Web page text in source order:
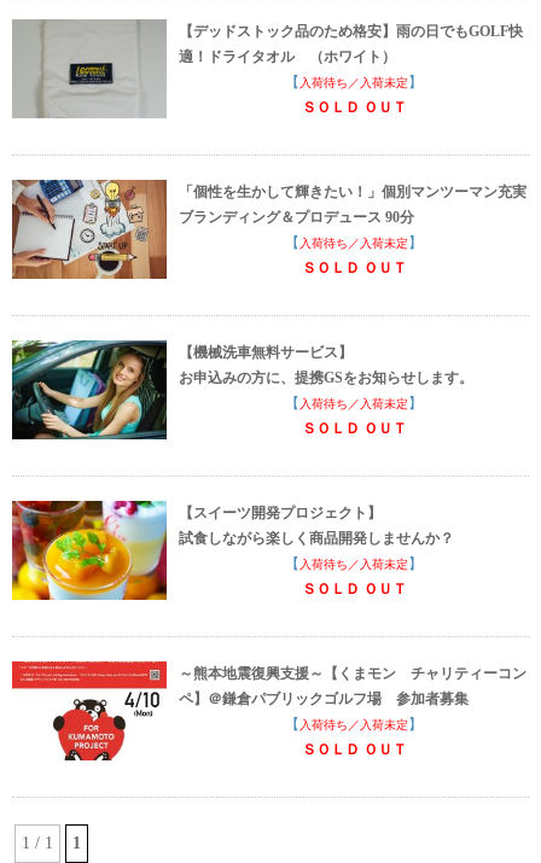
【デッドストック品のため格安】雨の日でもGOLF快
適！ドライタオル （ホワイト）
【 入荷待ち／入荷未定】
ＳＯＬＤ ＯＵＴ
「個性を生かして輝きたい！」個別マンツーマン充実
ブランディング＆プロデュース 90分
【 入荷待ち／入荷未定】
ＳＯＬＤ ＯＵＴ
【機械洗車無料サービス】
お申込みの方に、提携GSをお知らせします。
【 入荷待ち／入荷未定 】
ＳＯＬＤ ＯＵＴ
【スイーツ開発プロジェクト】
試食しながら楽しく商品開発しませんか？
【 入荷待ち／入荷未定 】
ＳＯＬＤ ＯＵＴ
～熊本地震復興支援～【くまモン チャリティーコン
ペ】＠鎌倉パブリックゴルフ場 参加者募集
【 入荷待ち／入荷未定 】
ＳＯＬＤ ＯＵＴ
1 / 1 1